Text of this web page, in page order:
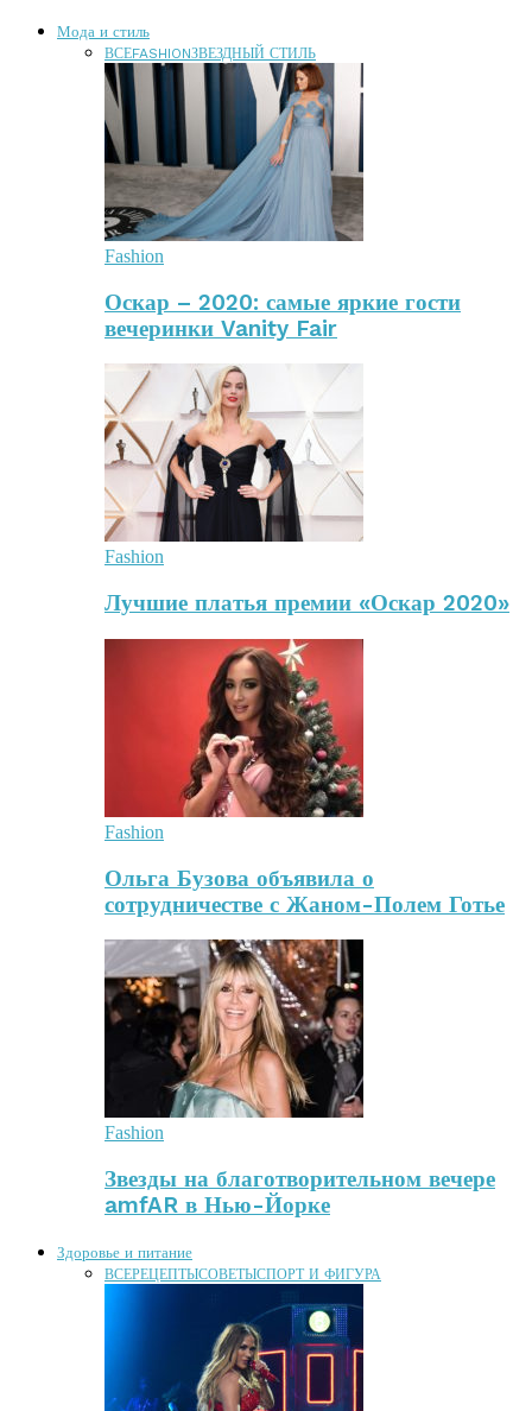
Мода и стиль
ВСЕFASHIONЗВЕЗДНЫЙ СТИЛЬ
Fashion
Оскар – 2020: самые яркие гости
вечеринки Vanity Fair
Fashion
Лучшие платья премии «Оскар 2020»
Fashion
Ольга Бузова объявила о
сотрудничестве с Жаном-Полем Готье
Fashion
Звезды на благотворительном вечере
amfAR в Нью-Йорке
Здоровье и питание
ВСЕРЕЦЕПТЫСОВЕТЫСПОРТ И ФИГУРА